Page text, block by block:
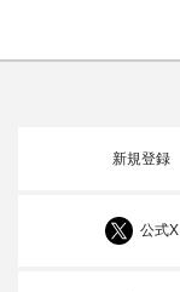
新規登録
公式X